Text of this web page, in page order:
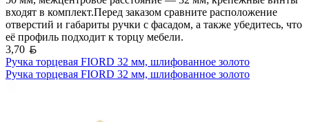
входят в комплект.Перед заказом сравните расположение
отверстий и габариты ручки с фасадом, а также убедитесь, что
её профиль подходит к торцу мебели.
3,70
Ручка торцевая FIORD 32 мм, шлифованное золото
Ручка торцевая FIORD 32 мм, шлифованное золото